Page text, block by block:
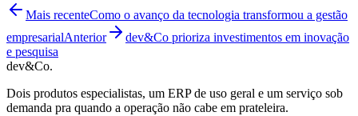
Mais recenteComo o avanço da tecnologia transformou a gestão
empresarialAnterior
dev&Co prioriza investimentos em inovação
e pesquisa
dev&Co.
Dois produtos especialistas, um ERP de uso geral e um serviço sob
demanda pra quando a operação não cabe em prateleira.